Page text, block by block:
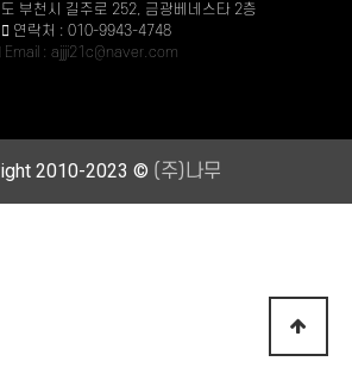
부천시 길주로 252, 금광베네스타 2층
연락처 : 010-9943-4748
Email : ajjji21c@naver.com
2010-2023 © (주)나무